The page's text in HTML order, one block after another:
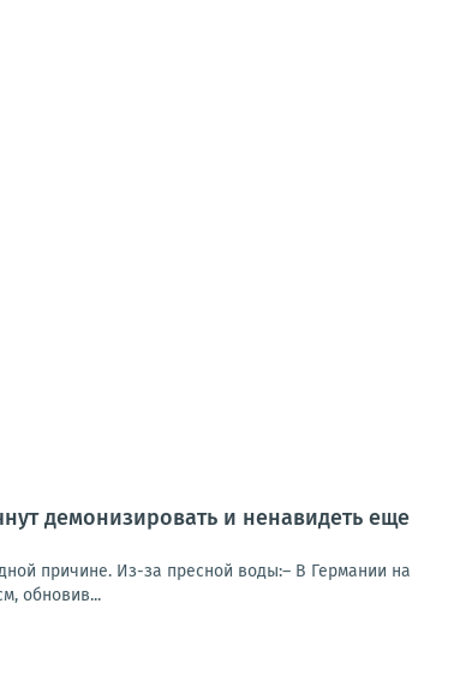
демонизировать и ненавидеть еще
причине. Из-за пресной воды:– В Германии на
обновив...